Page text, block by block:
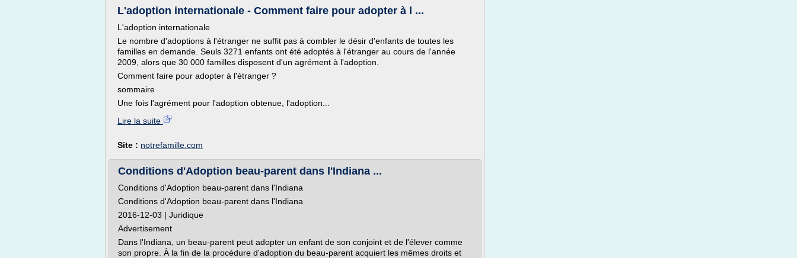
L'adoption internationale - Comment faire pour adopter à l ...
L'adoption internationale
Le nombre d'adoptions à l'étranger ne suffit pas à combler le désir d'enfants de toutes les
familles en demande. Seuls 3271 enfants ont été adoptés à l'étranger au cours de l'année
2009, alors que 30 000 familles disposent d'un agrément à l'adoption.
Comment faire pour adopter à l'étranger ?
sommaire
Une fois l'agrément pour l'adoption obtenue, l'adoption...
Lire la suite
Site : notrefamille.com
Conditions d'Adoption beau-parent dans l'Indiana ...
Conditions d'Adoption beau-parent dans l'Indiana
Conditions d'Adoption beau-parent dans l'Indiana
2016-12-03 | Juridique
Advertisement
Dans l'Indiana, un beau-parent peut adopter un enfant de son conjoint et de l'élever comme
son propre. À la fin de la procédure d'adoption du beau-parent acquiert les mêmes droits et